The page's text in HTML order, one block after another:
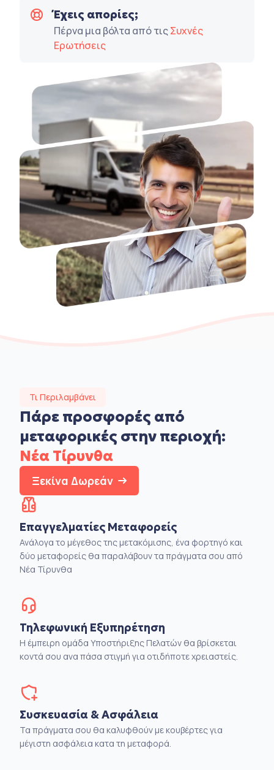
Έχεις απορίες;
Πέρνα μια βόλτα από τιςΣυχνές
Ερωτήσεις
Τι Περιλαμβάνει
Πάρε προσφορές από
μεταφορικές στην περιοχή:
Νέα Τίρυνθα
Ξεκίνα Δωρεάν
Επαγγελματίες Μεταφορείς
Ανάλογα το μέγεθος της μετακόμισης, ένα φορτηγό και
δύο μεταφορείς θα παραλάβουν τα πράγματα σου από
Νέα Τίρυνθα
Τηλεφωνική Εξυπηρέτηση
Η έμπειρη ομάδα Υποστήριξης Πελατών θα βρίσκεται
κοντά σου ανα πάσα στιγμή για οτιδήποτε χρειαστείς.
Συσκευασία & Ασφάλεια
Τα πράγματα σου θα καλυφθούν με κουβέρτες για
μέγιστη ασφάλεια κατα τη μεταφορά.